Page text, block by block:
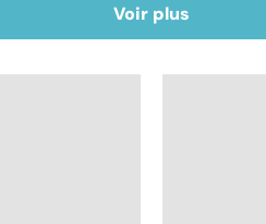
Voir plus